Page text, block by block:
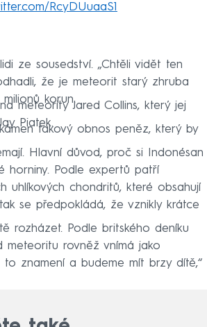
RcyDUuaaS1
ze sousedství. „Chtěli vidět ten
že je meteorit starý zhruba
korun.
meteority Jared Collins, který jej
Piatek.
takový obnos peněz, který by
Hlavní důvod, proč si Indonésan
horniny. Podle expertů patří
uhlíkových chondritů, které obsahují
se předpokládá, že vznikly krátce
rozházet. Podle britského deníku
meteoritu rovněž vnímá jako
to znamení a budeme mít brzy dítě,“